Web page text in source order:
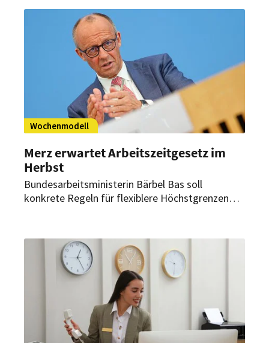
Gastronomie bereits vor der Sommersaison 2026
mehr Flexibilität beim Personaleinsatz.
Wochenmodell
Merz erwartet Arbeitszeitgesetz im
Herbst
Bundesarbeitsministerin Bärbel Bas soll
konkrete Regeln für flexiblere Höchstgrenzen
entscheidend sein.